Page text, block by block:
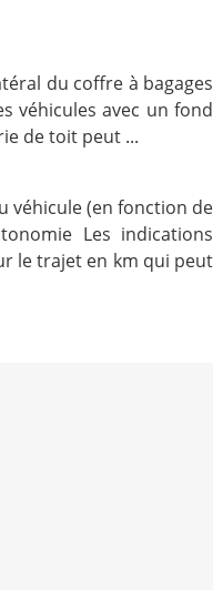
du coffre à bagages
véhicules avec un fond
de toit peut ...
véhicule (en fonction de
Les indications
le trajet en km qui peut